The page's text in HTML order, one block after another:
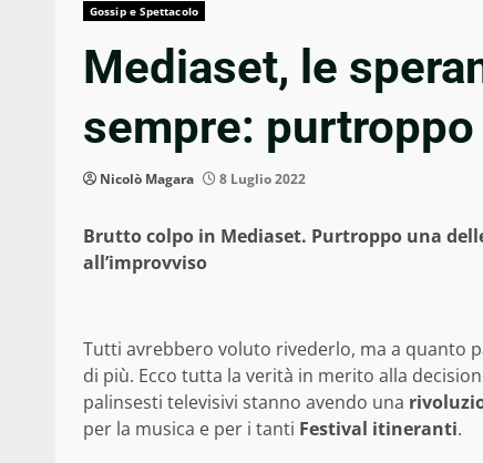
Gossip e Spettacolo
Mediaset, le
sempre: purtroppo
Nicolò Magara 8 Luglio 2022
Brutto colpo in Mediaset. Purtroppo una
all’improvviso
Tutti avrebbero voluto rivederlo, ma a quanto
di più. Ecco tutta la verità in merito alla
palinsesti televisivi stanno avendo una
per la musica e per i tanti Festival itineranti.